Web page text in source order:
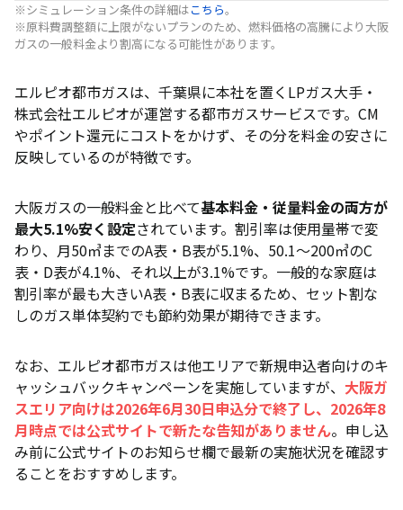
※シミュレーション条件の詳細はこちら。
※原料費調整額に上限がないプランのため、燃料価格の高騰により大阪
ガスの一般料金より割高になる可能性があります。
エルピオ都市ガスは、千葉県に本社を置くLPガス大手・
株式会社エルピオが運営する都市ガスサービスです。CM
やポイント還元にコストをかけず、その分を料金の安さに
反映しているのが特徴です。
大阪ガスの一般料金と比べて基本料金・従量料金の両方が
最大5.1%安く設定されています。割引率は使用量帯で変
わり、月50㎥までのA表・B表が5.1%、50.1〜200㎥のC
表・D表が4.1%、それ以上が3.1%です。一般的な家庭は
割引率が最も大きいA表・B表に収まるため、セット割な
しのガス単体契約でも節約効果が期待できます。
なお、エルピオ都市ガスは他エリアで新規申込者向けのキ
ャッシュバックキャンペーンを実施していますが、 大阪ガ
スエリア向けは2026年6月30日申込分で終了し、2026年8
月時点では公式サイトで新たな告知がありません。申し込
み前に公式サイトのお知らせ欄で最新の実施状況を確認す
ることをおすすめします。